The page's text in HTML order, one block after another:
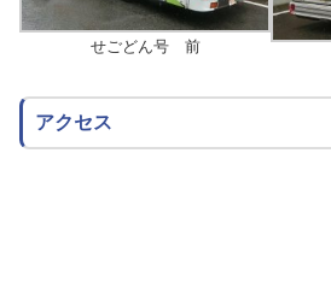
せごどん号 前
アクセス